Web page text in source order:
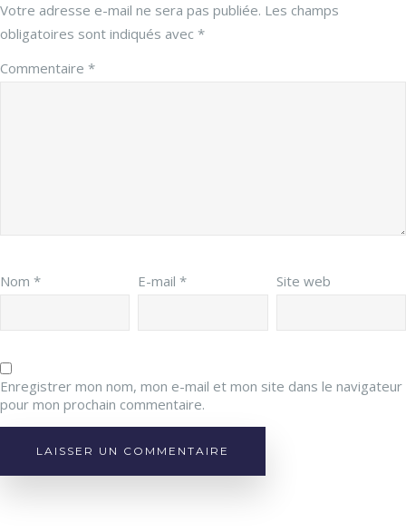
Votre adresse e-mail ne sera pas publiée. Les champs
obligatoires sont indiqués avec *
Commentaire *
Nom * E-mail* Site web
Enregistrer mon nom, mon e-mail et mon site dans le navigateur
pour mon prochain commentaire.